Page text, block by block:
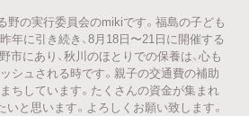
野の実行委員会のmikiです。福島の子ども
年に引き続き、8月18日〜21日に開催する
市にあり、秋川のほとりでの保養は、心も
シュされる時です。親子の交通費の補助
ちしています。たくさんの資金が集まれ
いと思います。よろしくお願い致します。